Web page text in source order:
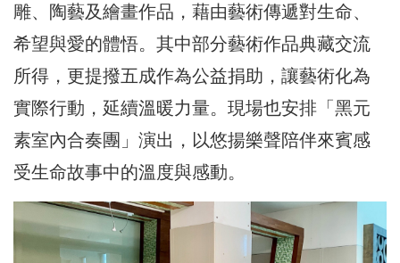
雕、陶藝及繪畫作品，藉由藝術傳遞對生命、
希望與愛的體悟。其中部分藝術作品典藏交流
所得，更提撥五成作為公益捐助，讓藝術化為
實際行動，延續溫暖力量。現場也安排「黑元
素室內合奏團」演出，以悠揚樂聲陪伴來賓感
受生命故事中的溫度與感動。